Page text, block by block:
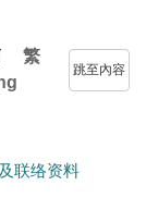
繁
跳至內容
联络资料